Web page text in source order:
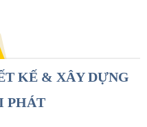
KẾ & XÂY DỰNG
PHÁT